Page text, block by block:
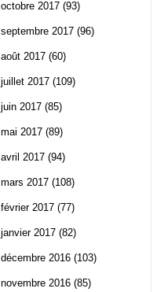
octobre 2017 (93)
septembre 2017 (96)
août 2017 (60)
juillet 2017 (109)
juin 2017 (85)
mai 2017 (89)
avril 2017 (94)
mars 2017 (108)
février 2017 (77)
janvier 2017 (82)
décembre 2016 (103)
novembre 2016 (85)